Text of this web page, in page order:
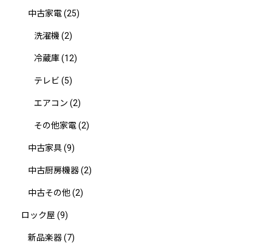
中古家電(25)
洗濯機 (2)
冷蔵庫(12)
テレビ (5)
エアコン (2)
その他家電(2)
中古家具(9)
中古厨房機器(2)
中古その他(2)
ロック屋 (9)
新品楽器(7)